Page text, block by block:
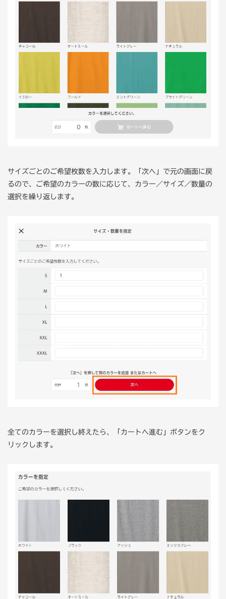
サイズごとのご希望枚数を入力します。「次へ」で元の画面に戻
るので、ご希望のカラーの数に応じて、カラー／サイズ／数量の
選択を繰り返します。
全てのカラーを選択し終えたら、「カートへ進む」ボタンをク
リックします。